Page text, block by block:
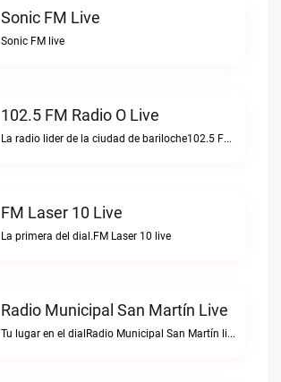
Sonic FM Live
Sonic FM live
102.5 FM Radio O Live
La radio lider de la ciudad de bariloche102.5 FM Radio O live
FM Laser 10 Live
La primera del dial.FM Laser 10 live
Radio Municipal San Martín Live
Tu lugar en el dialRadio Municipal San Martín live